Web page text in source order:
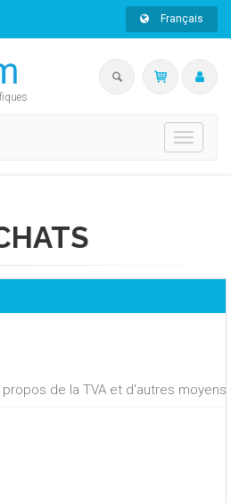
Français
Toggle
de la TVA et d'autres